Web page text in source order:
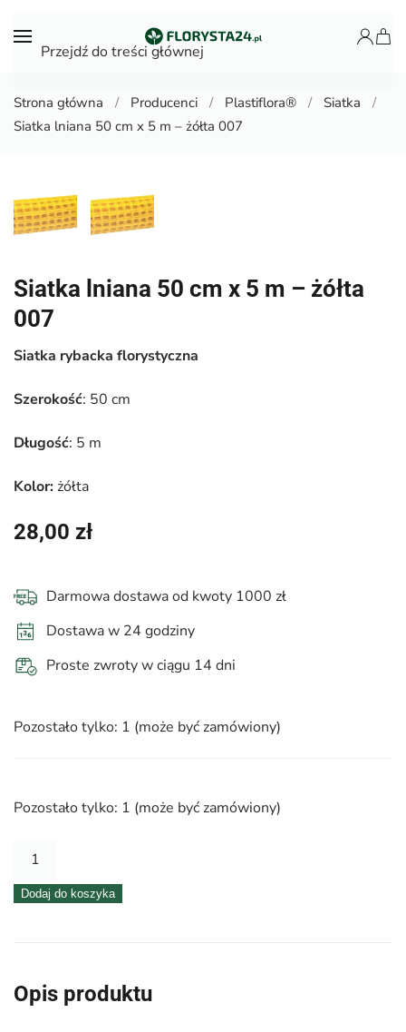
Przejdź do treści głównej
Strona główna Producenci Plastiflora®
Siatka
Siatka lniana 50 cm x 5 m – żółta 007
Siatka lniana 50 cm x 5 m – żółta
007
Siatka rybacka florystyczna
Szerokość: 50 cm
Długość: 5 m
Kolor:żółta
28,00 zł
Darmowa dostawa od kwoty 1000 zł
Dostawa w 24 godziny
Proste zwroty w ciągu 14 dni
Pozostało tylko: 1 (może być zamówiony)
Pozostało tylko: 1 (może być zamówiony)
ilość
lniana
5
Dodaj do koszyka
Opis produktu